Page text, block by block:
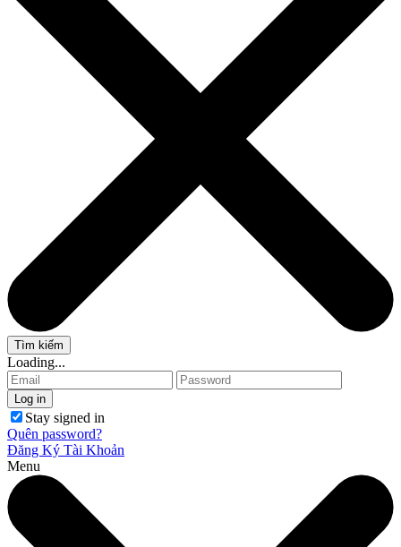
Loading...
Stay signed in
Quên password?
Đăng Ký Tài Khoản
Menu